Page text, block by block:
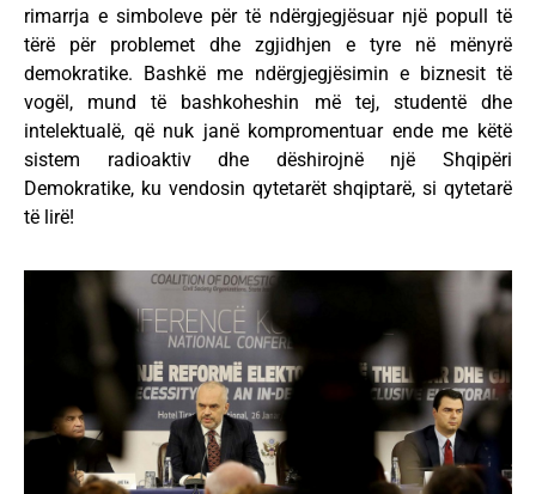
rimarrja e simboleve për të ndërgjegjësuar një popull të
tërë për problemet dhe zgjidhjen e tyre në mënyrë
demokratike. Bashkë me ndërgjegjësimin e biznesit të
vogël, mund të bashkoheshin më tej, studentë dhe
intelektualë, që nuk janë kompromentuar ende me këtë
sistem radioaktiv dhe dëshirojnë një Shqipëri
Demokratike, ku vendosin qytetarët shqiptarë, si qytetarë
të lirë!